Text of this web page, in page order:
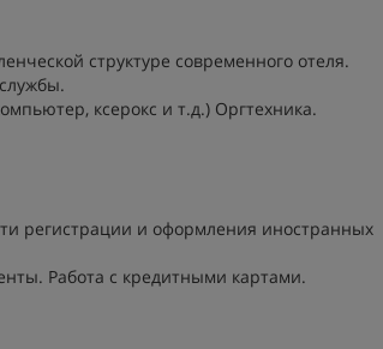
структуре современного отеля.
ксерокс и т.д.) Оргтехника.
регистрации и оформления иностранных
Работа с кредитными картами.